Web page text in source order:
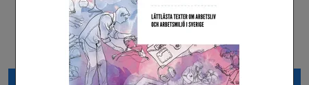
Arbete
Arena Skolinformation
Beställ 0kr
Hälsa och vård i Sverige
Cancerfonden
Beställ 0kr